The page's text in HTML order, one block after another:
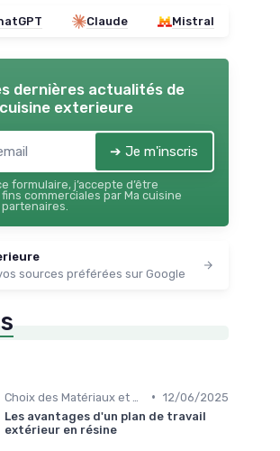
Claude Mistral
dernières actualités de
exterieure
➔ Je m'inscris
formulaire, j’accepte d’être
commerciales par Ma cuisine
sources préférées sur Google
• 12/06/2025
Les avantages d'un plan de travail
extérieur en résine